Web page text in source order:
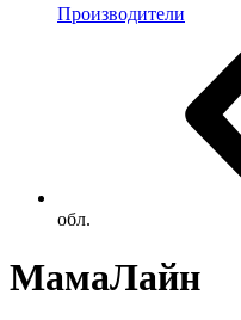
Производители
обл.
МамаЛайн